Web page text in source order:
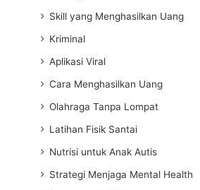
Skill yang Menghasilkan Uang
Kriminal
Aplikasi Viral
Cara Menghasilkan Uang
Olahraga Tanpa Lompat
Latihan Fisik Santai
Nutrisi untuk Anak Autis
Strategi Menjaga Mental Health